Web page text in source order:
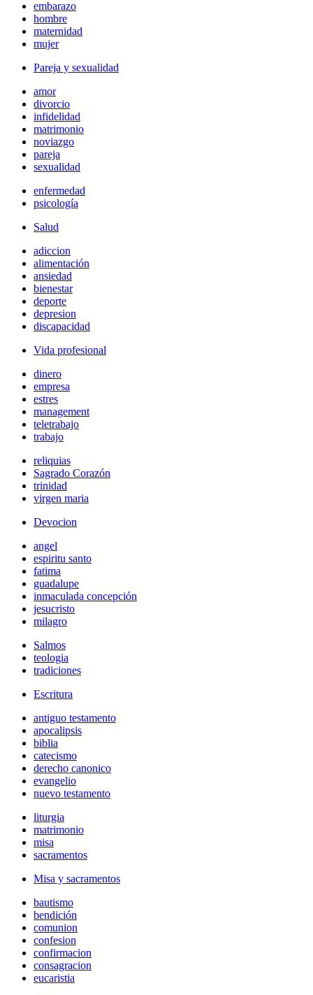
embarazo
hombre
maternidad
mujer
Pareja y sexualidad
amor
divorcio
infidelidad
matrimonio
noviazgo
pareja
sexualidad
enfermedad
psicología
Salud
adiccion
alimentación
ansiedad
bienestar
deporte
depresion
discapacidad
Vida profesional
dinero
empresa
estres
management
teletrabajo
trabajo
reliquias
Sagrado Corazón
trinidad
virgen maria
Devocion
angel
espiritu santo
fatima
guadalupe
inmaculada concepción
jesucristo
milagro
Salmos
teologia
tradiciones
Escritura
antiguo testamento
apocalipsis
biblia
catecismo
derecho canonico
evangelio
nuevo testamento
liturgia
matrimonio
misa
sacramentos
Misa y sacramentos
bautismo
bendición
comunion
confesion
confirmacion
consagracion
eucaristia